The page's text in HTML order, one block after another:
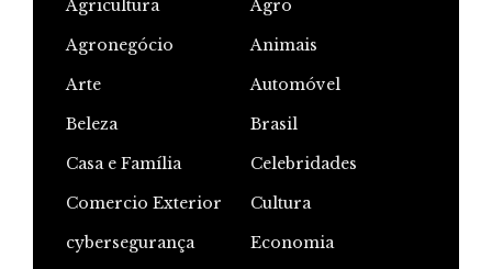
Agricultura
Agro
Agronegócio
Animais
Arte
Automóvel
Beleza
Brasil
Casa e Família
Celebridades
Comercio Exterior
Cultura
cybersegurança
Economia